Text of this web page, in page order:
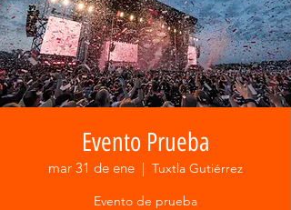
Evento Prueba
mar 31 de ene
  |
Tuxtla Gutiérrez
Evento de prueba